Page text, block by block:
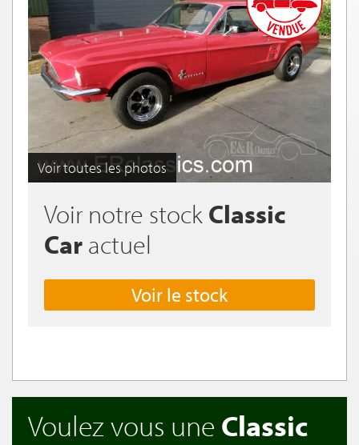
Voir toutes les photos
Voir notre stock Classic
Car actuel
Voir le stock
Voulez vous une Classic